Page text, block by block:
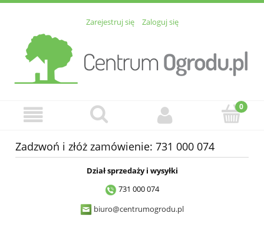
Zarejestruj się Zaloguj się
Zadzwoń i złóż zamówienie: 731 000 074
Dział sprzedaży i wysyłki
731 000 074
biuro@centrumogrodu.pl